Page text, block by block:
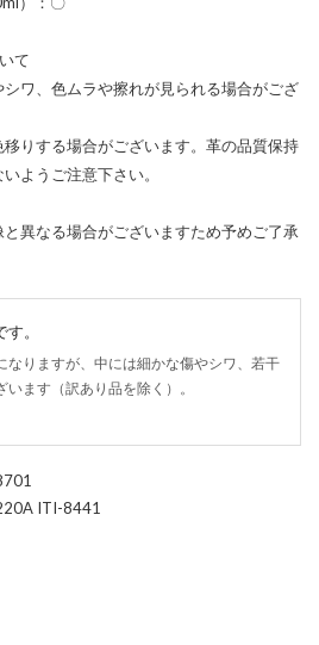
て
ワ、色ムラや擦れが見られる場合がござ
りする場合がございます。革の品質保持
ようご注意下さい。
異なる場合がございますため予めご了承
。
なりますが、中には細かな傷やシワ、若干
ます（訳あり品を除く）。
ITI-8441